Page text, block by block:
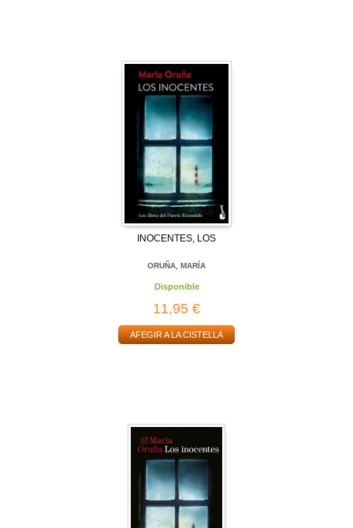
INOCENTES, LOS
ORUÑA, MARÍA
Disponible
11,95 €
AFEGIR A LA CISTELLA